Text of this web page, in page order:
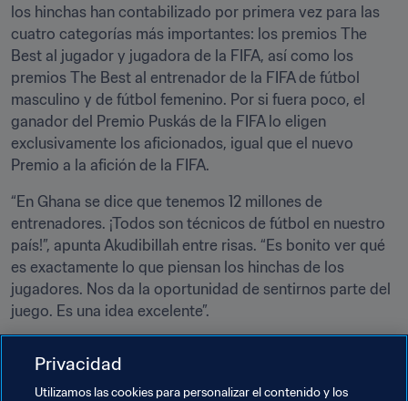
los hinchas han contabilizado por primera vez para las
cuatro categorías más importantes: los premios The
Best al jugador y jugadora de la FIFA, así como los
premios The Best al entrenador de la FIFA de fútbol
masculino y de fútbol femenino. Por si fuera poco, el
ganador del Premio Puskás de la FIFA lo eligen
exclusivamente los aficionados, igual que el nuevo
Premio a la afición de la FIFA.
“En Ghana se dice que tenemos 12 millones de
entrenadores. ¡Todos son técnicos de fútbol en nuestro
país!”, apunta Akudibillah entre risas. “Es bonito ver qué
es exactamente lo que piensan los hinchas de los
jugadores. Nos da la oportunidad de sentirnos parte del
juego. Es una idea excelente”.
pronosticador más fiable del mundo. ¿Quiénes será
coronados como The Best?
Privacidad
Utilizamos las cookies para personalizar el contenido y los